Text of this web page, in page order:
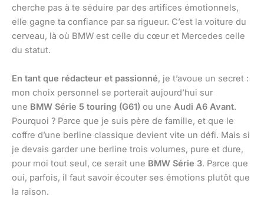
cherche pas à te séduire par des artifices émotionnels,
elle gagne ta confiance par sa rigueur. C’est la voiture du
cerveau, là où BMW est celle du cœur et Mercedes celle
du statut.
En tant que rédacteur et passionné, je t’avoue un secret :
mon choix personnel se porterait aujourd’hui sur
une BMW Série 5 touring (G61) ou une Audi A6 Avant.
Pourquoi ? Parce que je suis père de famille, et que le
coffre d’une berline classique devient vite un défi. Mais si
je devais garder une berline trois volumes, pure et dure,
pour moi tout seul, ce serait une BMW Série 3. Parce que
oui, parfois, il faut savoir écouter ses émotions plutôt que
la raison.